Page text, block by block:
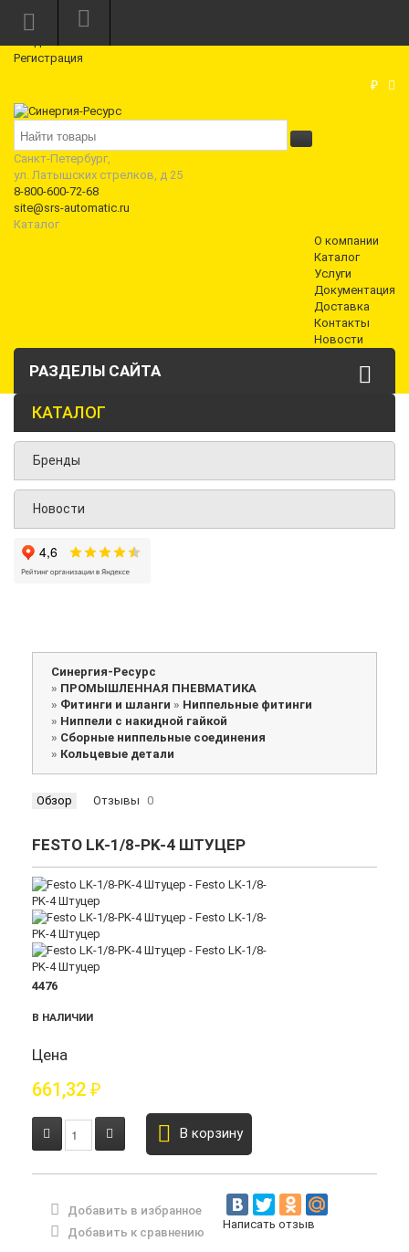
Режим работы: Пн—Пт: 10:00—18:00
Регистрация
₽
Санкт-Петербург,
ул. Латышских стрелков, д 25
8-800-600-72-68
site@srs-automatic.ru
Каталог
О компании
Каталог
Услуги
Документация
Доставка
Контакты
Новости
РАЗДЕЛЫ САЙТА
КАТАЛОГ
Бренды
Новости
Синергия-Ресурс
» ПРОМЫШЛЕННАЯ ПНЕВМАТИКА
» Фитинги и шланги » Ниппельные фитинги
» Ниппели с накидной гайкой
» Сборные ниппельные соединения
» Кольцевые детали
Обзор Отзывы 0
FESTO LK-1/8-PK-4 ШТУЦЕР
4476
В НАЛИЧИИ
Цена
661,32 ₽
В корзину
Добавить в избранное
Добавить к сравнению
Написать отзыв